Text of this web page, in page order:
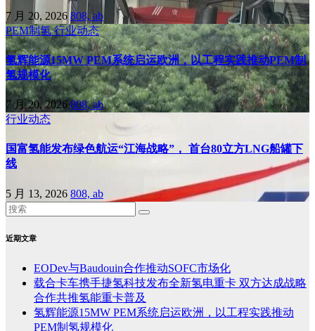
7 月 20, 2026808, ab
PEM制氢行业动态
氢辉能源15MW PEM系统启运欧洲，以工程实践推动PEM制
氢规模化
7 月 20, 2026808, ab
行业动态
国富氢能发布绿色航运“江海战略”， 首台80立方LNG船罐下
线
5 月 13, 2026 808, ab
近期文章
EODev与Baudouin合作推动SOFC市场化
载合卡车携手捷氢科技发布全新氢电重卡 双方达成战略
合作共推氢能重卡普及
氢辉能源15MW PEM系统启运欧洲，以工程实践推动
PEM制氢规模化